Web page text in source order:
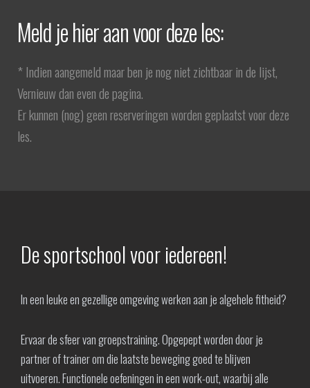
Meld je hier aan voor deze les:
* Indien aangemeld maar ben je nog niet zichtbaar in de lijst,
Vernieuw dan even de pagina.
Er kunnen (nog) geen reserveringen worden geplaatst voor deze
les.
De sportschool voor iedereen!
In een leuke en gezellige omgeving werken aan je algehele fitheid?
Ervaar de sfeer van groepstraining. Opgepept worden door je
partner of trainer om die laatste beweging goed te blijven
uitvoeren. Functionele oefeningen in een work-out, waarbij alle